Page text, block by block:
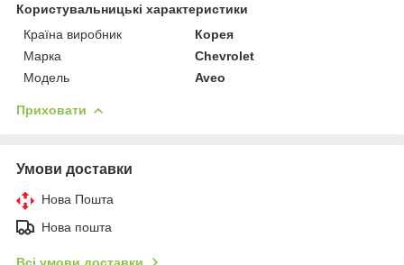
Користувальницькі характеристики
Країна виробник
Корея
Марка
Chevrolet
Модель
Aveo
Приховати
Умови доставки
Нова Пошта
Нова пошта
Всі умови доставки